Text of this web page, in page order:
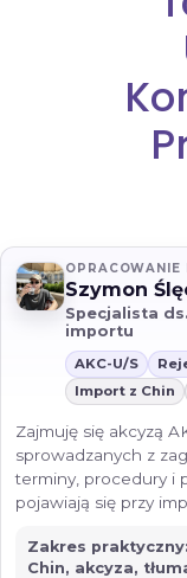
OPRACOWANIE
Szymon
Specjalista
importu
AKC-U/S
Import z Chin
Zajmuję się akcyzą
sprowadzanych z
terminy, procedury i
pojawiają się przy
Zakres
Chin, akcyza,